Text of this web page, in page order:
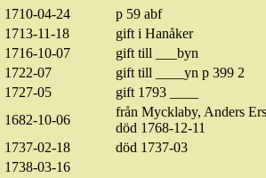
1710-04-24 p 59 abf
1713-11-18
gift i Hanåker
1716-10-07
gift till ___byn
1722-07 gift till ____ yn p 399 2
1727-05
gift 1793 ____
1682-10-06
från Mycklaby, Anders
död 1768-12-11
1737-02-18
död 1737-03
1738-03-16